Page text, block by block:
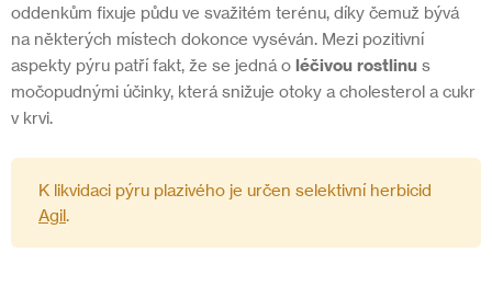
oddenkům fixuje půdu ve svažitém terénu, díky čemuž bývá
na některých místech dokonce vyséván. Mezi pozitivní
aspekty pýru patří fakt, že se jedná o léčivou rostlinu s
močopudnými účinky, která snižuje otoky a cholesterol a cukr
v krvi.
K likvidaci pýru plazivého je určen selektivní herbicid
Agil.